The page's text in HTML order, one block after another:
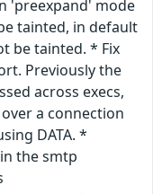
'preexpand' mode
tainted, in default
be tainted. * Fix
Previously the
across execs,
a connection
DATA. *
the smtp